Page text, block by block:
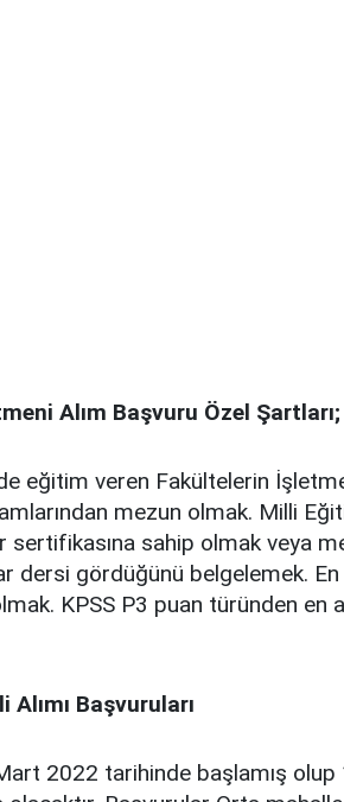
Alım Başvuru Özel Şartları;
eğitim veren Fakültelerin
mezun olmak. Milli
sertifikasına sahip olmak veya
dersi gördüğünü belgelemek. En
KPSS P3 puan türünden en
Alımı Başvuruları
2022 tarihinde başlamış